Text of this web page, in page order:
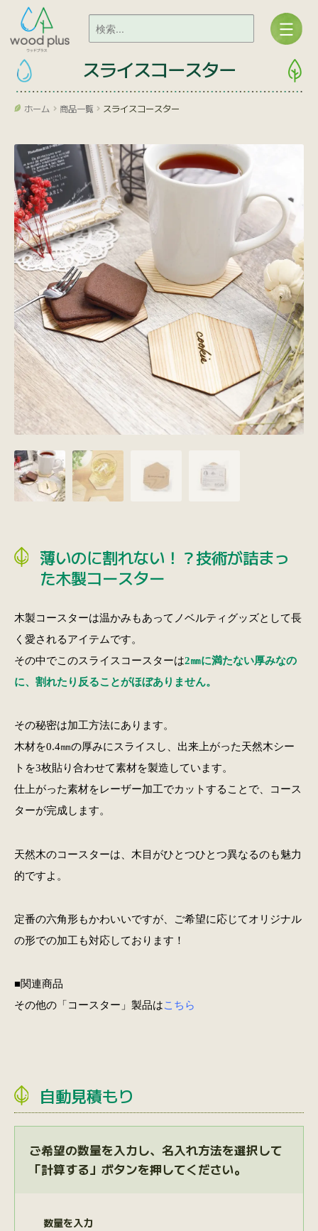
スライスコースター
ホーム 商品一覧 スライスコースター
薄いのに割れない！？技術が詰まっ
た木製コースター
木製コースターは温かみもあってノベルティグッズとして長
く愛されるアイテムです。
その中でこのスライスコースターは2㎜に満たない厚みなの
に、割れたり反ることがほぼありません。
その秘密は加工方法にあります。
木材を0.4㎜の厚みにスライスし、出来上がった天然木シー
トを3枚貼り合わせて素材を製造しています。
仕上がった素材をレーザー加工でカットすることで、コース
ターが完成します。
天然木のコースターは、木目がひとつひとつ異なるのも魅力
的ですよ。
定番の六角形もかわいいですが、ご希望に応じてオリジナル
の形での加工も対応しております！
■関連商品
その他の「コースター」製品はこちら
自動見積もり
ご希望の数量を入力し、名入れ方法を選択して
「計算する」ボタンを押してください。
数量を入力